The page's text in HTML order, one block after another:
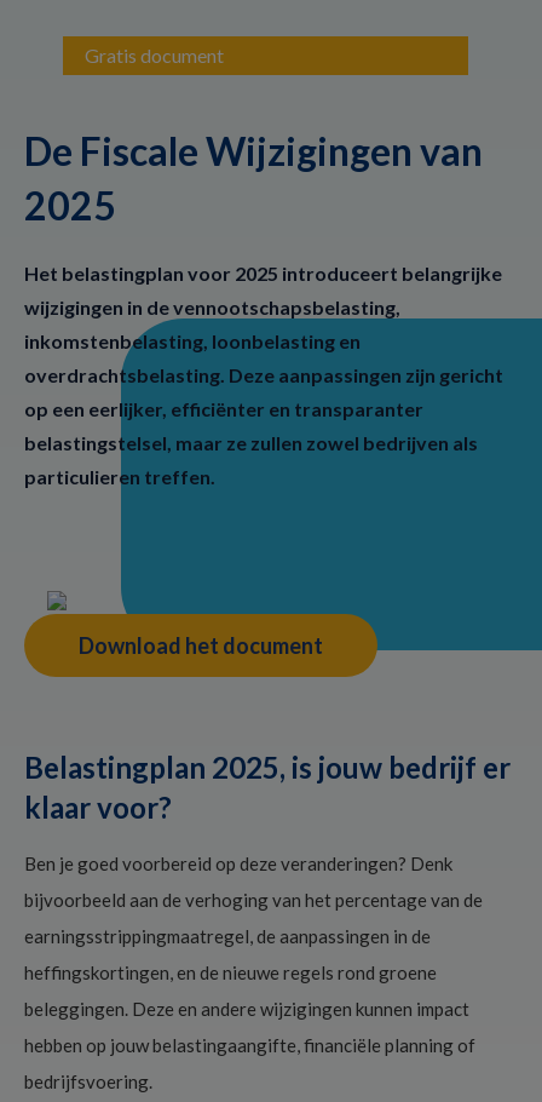
navigation
Gratis document
De Fiscale Wijzigingen van
2025
Het belastingplan voor 2025 introduceert belangrijke
wijzigingen in de vennootschapsbelasting,
inkomstenbelasting, loonbelasting en
overdrachtsbelasting. Deze aanpassingen zijn gericht
op een eerlijker, efficiënter en transparanter
belastingstelsel, maar ze zullen zowel bedrijven als
particulieren treffen.
Download het document
Belastingplan 2025, is jouw bedrijf er
klaar voor?
Ben je goed voorbereid op deze veranderingen? Denk
bijvoorbeeld aan de verhoging van het percentage van de
earningsstrippingmaatregel, de aanpassingen in de
heffingskortingen, en de nieuwe regels rond groene
beleggingen. Deze en andere wijzigingen kunnen impact
hebben op jouw belastingaangifte, financiële planning of
bedrijfsvoering.